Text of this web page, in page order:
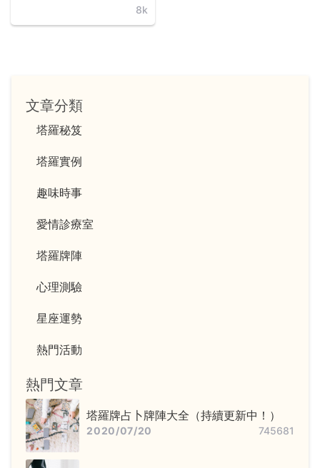
8k
文章分類
塔羅秘笈
塔羅實例
趣味時事
愛情診療室
塔羅牌陣
心理測驗
星座運勢
熱門活動
熱門文章
塔羅牌占卜牌陣大全（持續更新中！）
2020/07/20 745681